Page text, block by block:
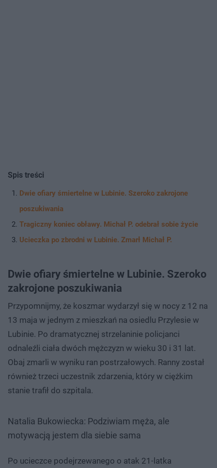
Spis treści
Dwie ofiary śmiertelne w Lubinie. Szeroko zakrojone
poszukiwania
Tragiczny koniec obławy. Michał P. odebrał sobie życie
Ucieczka po zbrodni w Lubinie. Zmarł Michał P.
Dwie ofiary śmiertelne w Lubinie. Szeroko
zakrojone poszukiwania
Przypomnijmy, że koszmar wydarzył się w nocy z 12 na
13 maja w jednym z mieszkań na osiedlu Przylesie w
Lubinie. Po dramatycznej strzelaninie policjanci
odnaleźli ciała dwóch mężczyzn w wieku 30 i 31 lat.
Obaj zmarli w wyniku ran postrzałowych. Ranny został
również trzeci uczestnik zdarzenia, który w ciężkim
stanie trafił do szpitala.
Natalia Bukowiecka: Podziwiam męża, ale
motywacją jestem dla siebie sama
Po ucieczce podejrzewanego o atak 21-latka